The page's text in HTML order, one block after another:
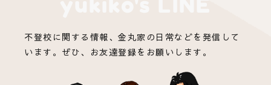
不登校に関する情報、金丸家の日常などを発信して
います。ぜひ、お友達登録をお願いします。